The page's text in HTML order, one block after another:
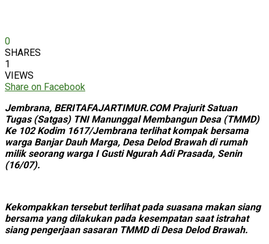
0
SHARES
1
VIEWS
Share on Facebook
Jembrana, BERITAFAJARTIMUR.COM Prajurit Satuan
Tugas (Satgas) TNI Manunggal Membangun Desa (TMMD)
Ke 102 Kodim 1617/Jembrana terlihat kompak bersama
warga Banjar Dauh Marga, Desa Delod Brawah di rumah
milik seorang warga I Gusti Ngurah Adi Prasada, Senin
(16/07).
Kekompakkan tersebut terlihat pada suasana makan siang
bersama yang dilakukan pada kesempatan saat istrahat
siang pengerjaan sasaran TMMD di Desa Delod Brawah.